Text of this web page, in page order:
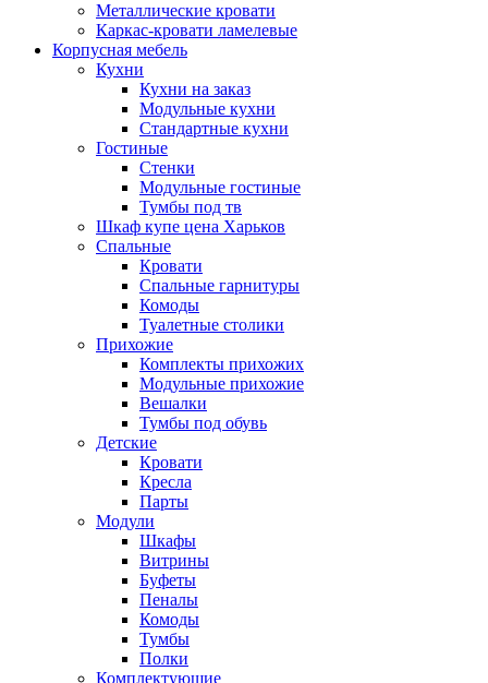
Металлические кровати
Каркас-кровати ламелевые
Корпусная мебель
Кухни
Кухни на заказ
Модульные кухни
Стандартные кухни
Гостиные
Стенки
Модульные гостиные
Тумбы под тв
Шкаф купе цена Харьков
Спальные
Кровати
Спальные гарнитуры
Комоды
Туалетные столики
Прихожие
Комплекты прихожих
Модульные прихожие
Вешалки
Тумбы под обувь
Детские
Кровати
Кресла
Парты
Модули
Шкафы
Витрины
Буфеты
Пеналы
Комоды
Тумбы
Полки
Комплектующие